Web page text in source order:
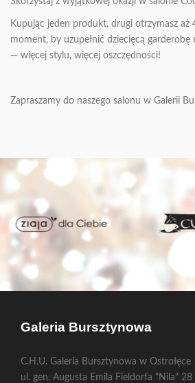
ODKRYJ SIEBIE NA
Kupując jeden produkt, drugi otrzymasz aż
moment, by uzupełnić dziecięcą garderobę
— więcej stylu, więcej oszczędności!
Zapraszamy do naszego salonu w Galerii
Galeria Bursztynowa
C.H.U. Galeria Bursztynowa w Ostrołęce
ul. gen. Augusta Emila Fieldorfa "Nila" 28